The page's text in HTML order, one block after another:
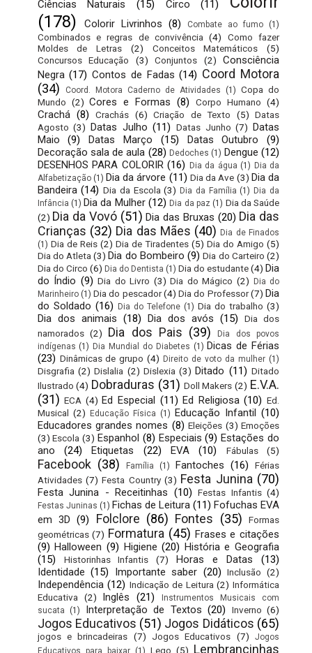
Ciências Naturais (15) Circo (11)
(178)
Colorir Livrinhos (8) Combate ao fumo (1)
Combinados e regras de convivência (4)
Como fazer
Moldes de Letras
(2) Conceitos Matemáticos
(5)
Concursos Educação
(3) Conjuntos (2)
Consciência
Negra (17) Contos de Fadas (14) Coord Motora
(34)
Coord. Motora Caderno de Atividades (1) Copa do
Mundo (2) Cores e Formas (8) Corpo Humano (4)
Crachá (8) Crachás (6) Criação de Texto (5) Datas
Agosto (3) Datas Julho (11) Datas Junho (7) Datas
Maio
(9) Datas Março (15) Datas Outubro
(9)
Decoração sala de aula (28) Dedoches (1) Dengue (12)
DESENHOS PARA COLORIR (16) Dia da água (1) Dia da
Alfabetização (1) Dia da árvore (11) Dia da Ave (3) Dia da
Bandeira (14) Dia da Escola (3) Dia da Família (1) Dia da
Infância (1) Dia da Mulher (12) Dia da paz (1) Dia da Saúde
(2) Dia da Vovó (51) Dia das Bruxas (20) Dia das
Crianças (32) Dia das Mães (40) Dia de Finados
(1) Dia de Reis (2) Dia de Tiradentes (5) Dia do Amigo (5)
Dia do Atleta (3) Dia do Bombeiro (9) Dia do Carteiro (2)
Dia do Circo (6) Dia do Dentista (1) Dia do estudante(4) Dia
do Índio (9) Dia do Livro (3) Dia do Mágico (2) Dia do
Marinheiro (1) Dia do pescador (4) Dia do Professor (7) Dia
do Soldado (16) Dia do Telefone (1) Dia do trabalho (3)
Dia dos animais (18) Dia dos avós (15)
Dia dos
namorados (2) Dia dos Pais (39)
Dia dos povos
indígenas (1) Dia Mundial do Diabetes (1) Dicas de Férias
(23) Dinâmicas de grupo (4) Direito de voto da mulher (1)
Disgrafia (2) Dislalia (2) Dislexia (3) Ditado (11) Ditado
Ilustrado (4) Dobraduras (31) Doll Makers (2) E.V.A.
(31) ECA (4) Ed Especial (11) Ed Religiosa (10) Ed.
Musical (2) Educação Física (1) Educação Infantil (10)
Educadores grandes nomes (8) Eleições (3) Emoções
(3) Escola (3) Espanhol (8) Especiais (9) Estações do
ano
(24) Etiquetas (22) EVA (10) Fábulas (5)
Facebook (38) Família (1) Fantoches (16)
Férias
Atividades (7) Festa Country (3) Festa Junina (70)
Festa Junina - Receitinhas (10) Festas Infantis (4)
Festas Juninas (1) Fichas de Leitura (11) Fofuchas EVA
em 3D (9) Folclore (86) Fontes (35)
Formas
geométricas (7) Formatura (45) Frases e citações
(9) Halloween (9) Higiene (20) História e Geografia
(15)
Historinhas Infantis (7) Horas e Datas
(13)
Identidade (15) Importante saber (20) Inclusão (2)
Independência (12) Indicação de Leitura (2) Informática
Educativa
(2) Inglês (21)
Instrumentos Musicais com
sucata
(1) Interpretação de Textos (20) Inverno (6)
Jogos Educativos (51) Jogos Didáticos (65)
jogos e brincadeiras (7) Jogos Educativos (7)
Jogos
Educativos para baixar (1) Lego (5) Lembrancinhas